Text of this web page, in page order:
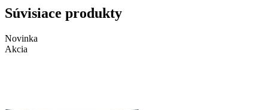
Súvisiace produkty
Novinka
Akcia